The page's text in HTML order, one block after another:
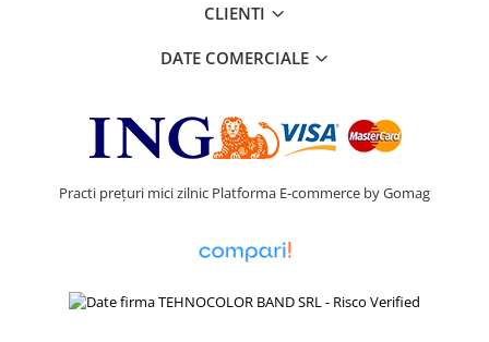
CLIENTI
DATE COMERCIALE
Practi prețuri mici zilnic Platforma E-commerce by Gomag